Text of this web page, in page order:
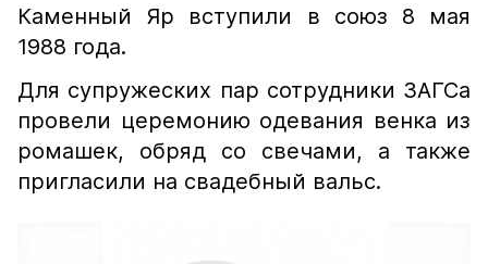
Каменный Яр вступили в союз 8 мая
1988 года.
Для супружеских пар сотрудники ЗАГСа
провели церемонию одевания венка из
ромашек, обряд со свечами, а также
пригласили на свадебный вальс.